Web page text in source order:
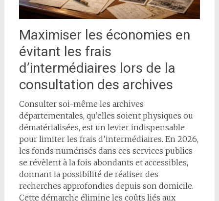
Maximiser les économies en
évitant les frais
d’intermédiaires lors de la
consultation des archives
Consulter soi-même les archives
départementales, qu’elles soient physiques ou
dématérialisées, est un levier indispensable
pour limiter les frais d’intermédiaires. En 2026,
les fonds numérisés dans ces services publics
se révèlent à la fois abondants et accessibles,
donnant la possibilité de réaliser des
recherches approfondies depuis son domicile.
Cette démarche élimine les coûts liés aux